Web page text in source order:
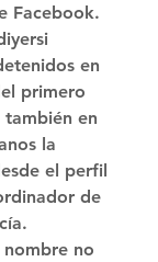
Facebook.
en
primero
en
la
el perfil
de
nombre no